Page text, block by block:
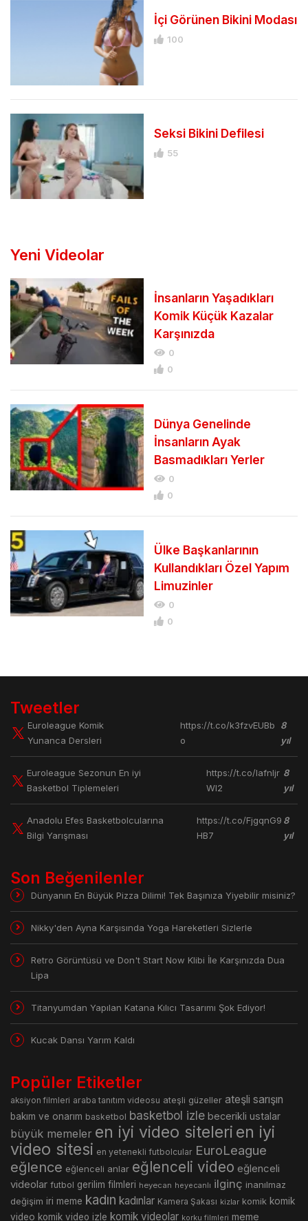
İçi Görünen Bikini Modası
100
Seksi Bikini Defilesi
55
Yeni Videolar
İnsanların Yaşadıkları
Komik Küçük Kazalar
Karşınızda
0
0
Dünya Genelinde
İnsanların Ayak
Basmadıkları Yerler
0
0
Ülke Başkanlarının
Kullandıkları Özel Yapım
Limuzinler
0
0
Tweetler
Euroleague Komik
Yunanca Dersleri
https://t.co/k3fzvEUBb
o
8
yıl
Euroleague Sezonun En iyi
Basketbol Tiplemeleri
https://t.co/lafnljr
Wl2
8
yıl
Anadolu Efes Basketbolcularına
Bilgi Yarışması
https://t.co/FjgqnG9
HB7
8
yıl
Son Beğenilenler
Dünyanın En Büyük Pizza Dilimi! Tek Başınıza Yiyebilir misiniz?
Nikky'den Ayna Karşısında Yoga Hareketleri Sizlerle
Retro Görüntüsü ve Don't Start Now Klibi İle Karşınızda Dua
Lipa
Titanyumdan Yapılan Katana Kılıcı Tasarımı Şok Ediyor!
Kucak Dansı Yarım Kaldı
Popüler Etiketler
aksiyon filmleri araba tanıtım videosu ateşli güzeller ateşli sarışın
bakım ve onarım basketbol basketbol izle becerikli ustalar
büyük memeler en iyi video siteleri en iyi
video sitesi en yetenekli futbolcular EuroLeague
eğlence eğlenceli anlar eğlenceli video eğlenceli
videolar futbol gerilim filmleri heyecan heyecanlı ilginç inanılmaz
değişim iri meme kadın kadınlar Kamera Şakası kizlar komik komik
video komik video izle komik videolar korku filmleri meme